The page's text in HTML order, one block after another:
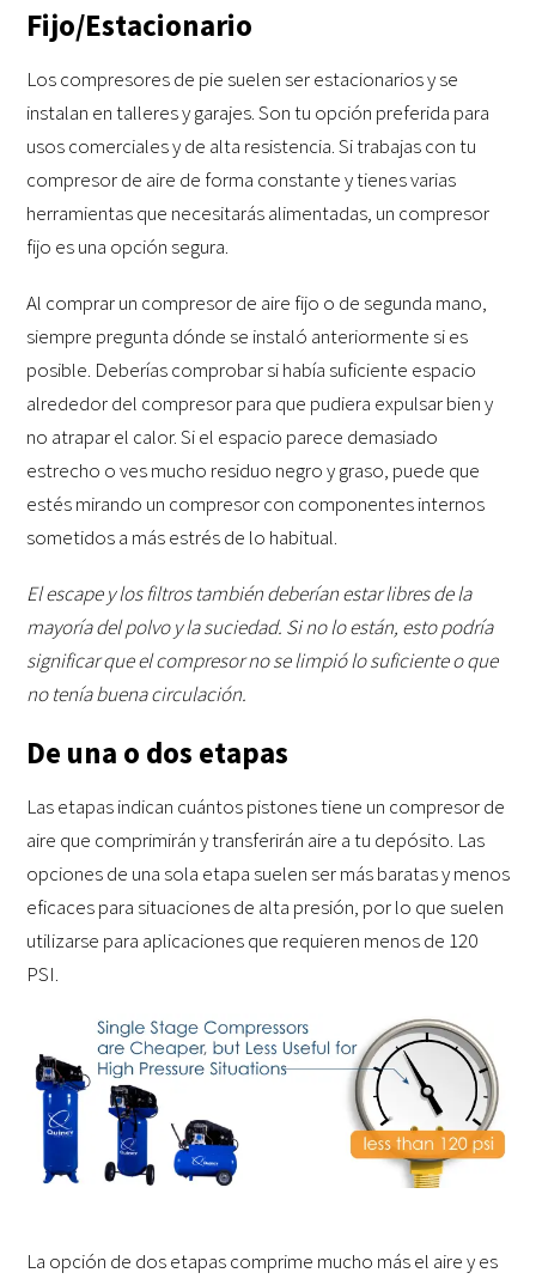
Fijo/Estacionario
Los compresores de pie suelen ser estacionarios y se
instalan en talleres y garajes. Son tu opción preferida para
usos comerciales y de alta resistencia. Si trabajas con tu
compresor de aire de forma constante y tienes varias
herramientas que necesitarás alimentadas, un compresor
fijo es una opción segura.
Al comprar un compresor de aire fijo o de segunda mano,
siempre pregunta dónde se instaló anteriormente si es
posible. Deberías comprobar si había suficiente espacio
alrededor del compresor para que pudiera expulsar bien y
no atrapar el calor. Si el espacio parece demasiado
estrecho o ves mucho residuo negro y graso, puede que
estés mirando un compresor con componentes internos
sometidos a más estrés de lo habitual.
El escape y los filtros también deberían estar libres de la
mayoría del polvo y la suciedad. Si no lo están, esto podría
significar que el compresor no se limpió lo suficiente o que
no tenía buena circulación.
De una o dos etapas
Las etapas indican cuántos pistones tiene un compresor de
aire que comprimirán y transferirán aire a tu depósito. Las
opciones de una sola etapa suelen ser más baratas y menos
eficaces para situaciones de alta presión, por lo que suelen
utilizarse para aplicaciones que requieren menos de 120
PSI.
La opción de dos etapas comprime mucho más el aire y es